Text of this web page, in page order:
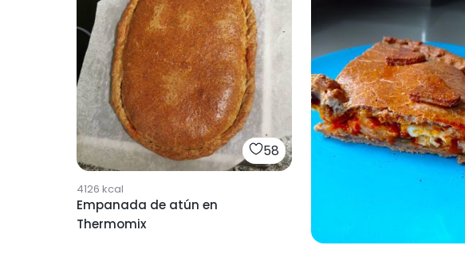
58
4126 kcal
Empanada de atún en
Thermomix